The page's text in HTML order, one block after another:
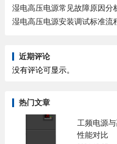
湿电高压电源常见故障原因分
湿电高压电源安装调试标准流
近期评论
没有评论可显示。
热门文章
工频电源
性能对比